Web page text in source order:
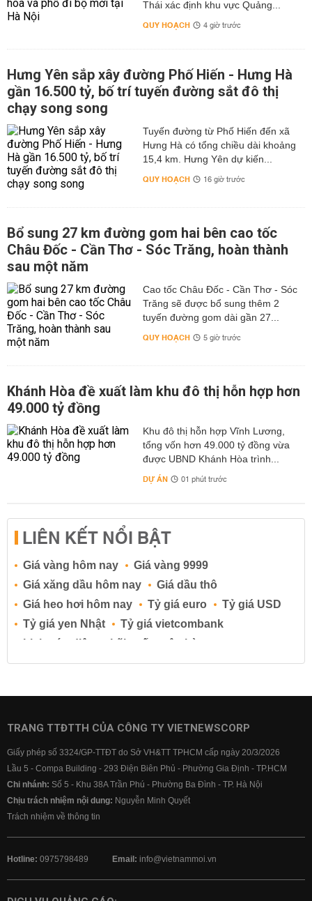
Thái xác định khu vực Quảng...
QUY HOẠCH 4 giờ trước
Hưng Yên sắp xây đường Phố Hiến - Hưng Hà
gần 16.500 tỷ, bố trí tuyến đường sắt đô thị
chạy song song
Tuyến đường từ Phố Hiến đến xã
Hưng Hà có tổng chiều dài khoảng
15,4 km. Hưng Yên dự kiến...
QUY HOẠCH 16 giờ trước
Bổ sung 27 km đường gom hai bên cao tốc
Châu Đốc - Cần Thơ - Sóc Trăng, hoàn thành
sau một năm
Cao tốc Châu Đốc - Cần Thơ - Sóc
Trăng sẽ được bổ sung thêm 2
tuyến đường gom dài gần 27...
QUY HOẠCH 5 giờ trước
Khánh Hòa đề xuất làm khu đô thị hỗn hợp hơn
49.000 tỷ đồng
Khu đô thị hỗn hợp Vĩnh Lương,
tổng vốn hơn 49.000 tỷ đồng vừa
được UBND Khánh Hòa trình...
DỰ ÁN 01 phút trước
LIÊN KẾT NỔI BẬT
Giá vàng hôm nay
Giá vàng 9999
Giá xăng dầu hôm nay
Giá dầu thô
Giá heo hơi hôm nay
Tỷ giá euro
Tỷ giá USD
Tỷ giá yen Nhật
Tỷ giá vietcombank
Lịch cúp điện
Lãi suất ngân hàng
Lãi suất tiết kiệm
Lãi suất tiền gửi
Lãi suất ngân hàng BIDV
Lãi suất ngân hàng Vietcombank
TRANG TTĐTTH CỦA CÔNG TY VIETNEWSCORP
Giấy phép số 3324/GP-TTĐT do Sở VH&TT TPHCM cấp ngày 20/3/2026
Lầu 5 - Compa Building - 293 Điện Biên Phủ - Phường Gia Định - TP.HCM
Chi nhánh: Số 5 - Khu 38A Trần Phú - Phường Ba Đình - TP. Hà Nội
Chịu trách nhiệm nội dung: Nguyễn Minh Quyết
Trách nhiệm về thông tin
Hotline: 0975798489 Email: info@vietnammoi.vn